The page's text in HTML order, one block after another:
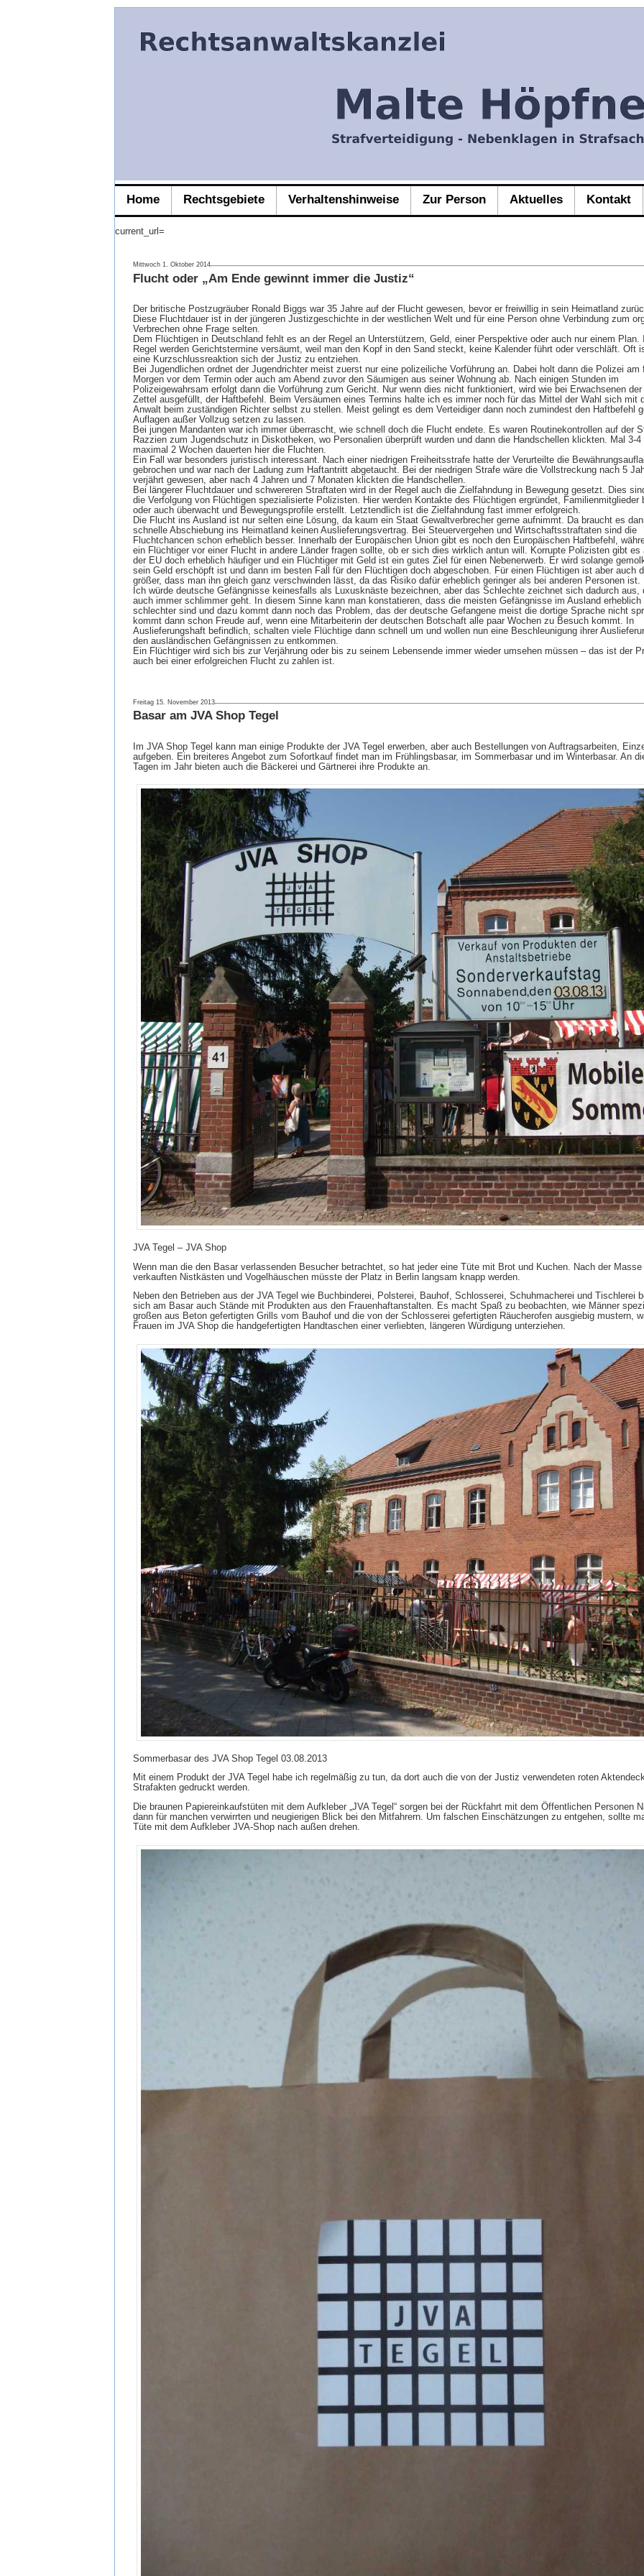
Home Rechtsgebiete Verhaltenshinweise Zur Person Aktuelles Kontakt
current_url=
Mittwoch 1. Oktober 2014
Flucht oder „Am Ende gewinnt immer die Justiz“
Der britische Postzugräuber Ronald Biggs war 35 Jahre auf der Flucht gewesen, bevor er freiwillig in sein Heimatland
Diese Fluchtdauer ist in der jüngeren Justizgeschichte in der westlichen Welt und für eine Person ohne Verbindung zum
Verbrechen ohne Frage selten.
Dem Flüchtigen in Deutschland fehlt es an der Regel an Unterstützern, Geld, einer Perspektive oder auch nur einem Plan.
Regel werden Gerichtstermine versäumt, weil man den Kopf in den Sand steckt, keine Kalender führt oder verschläft. Oft
eine Kurzschlussreaktion sich der Justiz zu entziehen.
Bei Jugendlichen ordnet der Jugendrichter meist zuerst nur eine polizeiliche Vorführung an. Dabei holt dann die Polizei am
Morgen vor dem Termin oder auch am Abend zuvor den Säumigen aus seiner Wohnung ab. Nach einigen Stunden im
Polizeigewahrsam erfolgt dann die Vorführung zum Gericht. Nur wenn dies nicht funktioniert, wird wie bei Erwachsenen der
Zettel ausgefüllt, der Haftbefehl. Beim Versäumen eines Termins halte ich es immer noch für das Mittel der Wahl sich mit
Anwalt beim zuständigen Richter selbst zu stellen. Meist gelingt es dem Verteidiger dann noch zumindest den Haftbefehl
Auflagen außer Vollzug setzen zu lassen.
Bei jungen Mandanten war ich immer überrascht, wie schnell doch die Flucht endete. Es waren Routinekontrollen auf der
Razzien zum Jugendschutz in Diskotheken, wo Personalien überprüft wurden und dann die Handschellen klickten. Mal 3-4
maximal 2 Wochen dauerten hier die Fluchten.
Ein Fall war besonders juristisch interessant. Nach einer niedrigen Freiheitsstrafe hatte der Verurteilte die
gebrochen und war nach der Ladung zum Haftantritt abgetaucht. Bei der niedrigen Strafe wäre die Vollstreckung nach 5
verjährt gewesen, aber nach 4 Jahren und 7 Monaten klickten die Handschellen.
Bei längerer Fluchtdauer und schwereren Straftaten wird in der Regel auch die Zielfahndung in Bewegung gesetzt. Dies
die Verfolgung von Flüchtigen spezialisierte Polizisten. Hier werden Kontakte des Flüchtigen ergründet, Familienmitglieder
oder auch überwacht und Bewegungsprofile erstellt. Letztendlich ist die Zielfahndung fast immer erfolgreich.
Die Flucht ins Ausland ist nur selten eine Lösung, da kaum ein Staat Gewaltverbrecher gerne aufnimmt. Da braucht es
schnelle Abschiebung ins Heimatland keinen Auslieferungsvertrag. Bei Steuervergehen und Wirtschaftsstraftaten sind die
Fluchtchancen schon erheblich besser. Innerhalb der Europäischen Union gibt es noch den Europäischen Haftbefehl,
ein Flüchtiger vor einer Flucht in andere Länder fragen sollte, ob er sich dies wirklich antun will. Korrupte Polizisten gibt es
der EU doch erheblich häufiger und ein Flüchtiger mit Geld ist ein gutes Ziel für einen Nebenerwerb. Er wird solange
sein Geld erschöpft ist und dann im besten Fall für den Flüchtigen doch abgeschoben. Für einen Flüchtigen ist aber auch
größer, dass man ihn gleich ganz verschwinden lässt, da das Risiko dafür erheblich geringer als bei anderen Personen ist.
Ich würde deutsche Gefängnisse keinesfalls als Luxusknäste bezeichnen, aber das Schlechte zeichnet sich dadurch aus,
auch immer schlimmer geht. In diesem Sinne kann man konstatieren, dass die meisten Gefängnisse im Ausland erheblich
schlechter sind und dazu kommt dann noch das Problem, das der deutsche Gefangene meist die dortige Sprache nicht
kommt dann schon Freude auf, wenn eine Mitarbeiterin der deutschen Botschaft alle paar Wochen zu Besuch kommt. In
Auslieferungshaft befindlich, schalten viele Flüchtige dann schnell um und wollen nun eine Beschleunigung ihrer
den ausländischen Gefängnissen zu entkommen.
Ein Flüchtiger wird sich bis zur Verjährung oder bis zu seinem Lebensende immer wieder umsehen müssen – das ist der
auch bei einer erfolgreichen Flucht zu zahlen ist.
Freitag 15. November 2013
Basar am JVA Shop Tegel
Im JVA Shop Tegel kann man einige Produkte der JVA Tegel erwerben, aber auch Bestellungen von Auftragsarbeiten,
aufgeben. Ein breiteres Angebot zum Sofortkauf findet man im Frühlingsbasar, im Sommerbasar und im Winterbasar. An
Tagen im Jahr bieten auch die Bäckerei und Gärtnerei ihre Produkte an.
JVA Tegel – JVA Shop
Wenn man die den Basar verlassenden Besucher betrachtet, so hat jeder eine Tüte mit Brot und Kuchen. Nach der Masse
verkauften Nistkästen und Vogelhäuschen müsste der Platz in Berlin langsam knapp werden.
Neben den Betrieben aus der JVA Tegel wie Buchbinderei, Polsterei, Bauhof, Schlosserei, Schuhmacherei und Tischlerei
sich am Basar auch Stände mit Produkten aus den Frauenhaftanstalten. Es macht Spaß zu beobachten, wie Männer
großen aus Beton gefertigten Grills vom Bauhof und die von der Schlosserei gefertigten Räucherofen ausgiebig mustern,
Frauen im JVA Shop die handgefertigten Handtaschen einer verliebten, längeren Würdigung unterziehen.
Sommerbasar des JVA Shop Tegel 03.08.2013
Mit einem Produkt der JVA Tegel habe ich regelmäßig zu tun, da dort auch die von der Justiz verwendeten roten
Strafakten gedruckt werden.
Die braunen Papiereinkaufstüten mit dem Aufkleber „JVA Tegel“ sorgen bei der Rückfahrt mit dem Öffentlichen Personen
dann für manchen verwirrten und neugierigen Blick bei den Mitfahrern. Um falschen Einschätzungen zu entgehen, sollte
Tüte mit dem Aufkleber JVA-Shop nach außen drehen.